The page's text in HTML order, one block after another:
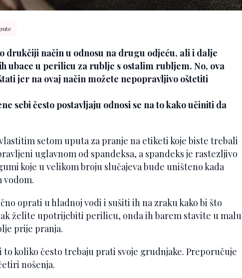
drukčiji način u odnosu na drugu odjeću, ali i dalje
ubace u perilicu za rublje s ostalim rubljem. No, ova
jer na ovaj način možete nepopravljivo oštetiti
sebi često postavljaju odnosi se na to kako učiniti da
setom uputa za pranje na etiketi koje biste trebali
uglavnom od spandeksa, a spandeks je rastezljivo
koje u velikom broju slučajeva bude uništeno kada
vodom.
oprati u hladnoj vodi i sušiti ih na zraku kako bi što
želite upotrijebiti perilicu, onda ih barem stavite u malu
prije pranja.
to koliko često trebaju prati svoje grudnjake. Preporučuje
nošenja.